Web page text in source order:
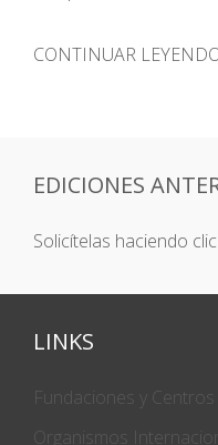
CONTINUAR
EDICIONES
Solicítelas haciendo
LINKS
Fundaciones y Centros
Organismos